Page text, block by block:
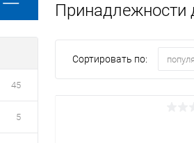
45
5
Принадлежности
Сортировать по: